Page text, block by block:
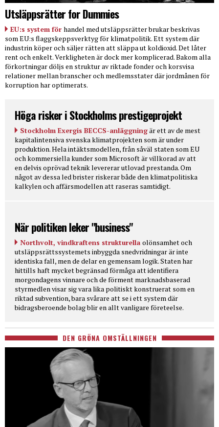
Utsläppsrätter for Dummies
EU:s system för handel med utsläppsrätter brukar beskrivas
som EU:s flaggskeppsverktyg för klimatpolitik. Ett system där
industrin köper och säljer rätten att släppa ut koldioxid. Det låter
rent och enkelt. Verkligheten är dock mer komplicerad. Bakom alla
förkortningar döljs en struktur av riktade fonder och korsvisa
relationer mellan branscher och medlemsstater där jordmånen för
korruption har optimerats.
Höga risker i Stockholms prestigeprojekt
Stockholm Exergis BECCS-anläggningär ett av de mest
kapitalintensiva svenska klimatprojekten som är under
produktion. Hela intäktsmodellen, från såväl staten som EU
och kommersiella kunder som Microsoft är villkorad av att
en delvis oprövad teknik levererar utlovad prestanda. Om
något av dessa led brister riskerar både den klimatpolitiska
kalkylen och affärsmodellen att raseras samtidigt.
När politiken leker "business"
Northvolt, vindkraftens strukturella olönsamhet och
utsläppsrättssystemets inbyggda snedvridningar är inte
identiska fall, men de delar en gemensam logik. Staten har
hittills haft mycket begränsad förmåga att identifiera
morgondagens vinnare och de förment marknadsbaserad
styrmedlen visar sig vara lika politiskt konstruerat som en
riktad subvention, bara svårare att se i ett system där
bidragsberoende bolag blir en allt vanligare företeelse.
DEN GRÖNA OMSTÄLLNINGEN